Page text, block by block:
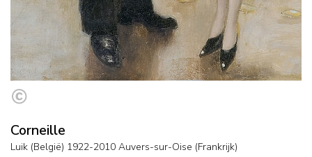
Corneille
Luik (België) 1922-2010 Auvers-sur-Oise (Frankrijk)